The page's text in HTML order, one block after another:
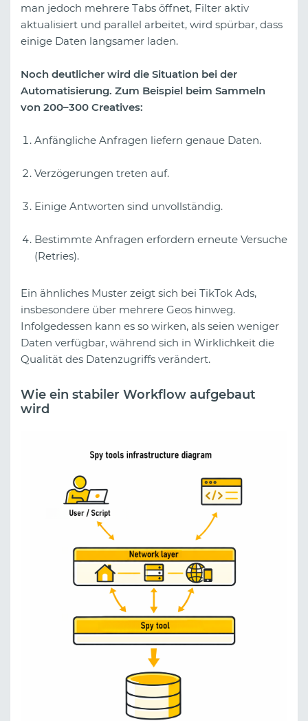
man jedoch mehrere Tabs öffnet, Filter aktiv
aktualisiert und parallel arbeitet, wird spürbar, dass
einige Daten langsamer laden.
Noch deutlicher wird die Situation bei der
Automatisierung. Zum Beispiel beim Sammeln
von 200–300 Creatives:
Anfängliche Anfragen liefern genaue Daten.
Verzögerungen treten auf.
Einige Antworten sind unvollständig.
Bestimmte Anfragen erfordern erneute Versuche
(Retries).
Ein ähnliches Muster zeigt sich bei TikTok Ads,
insbesondere über mehrere Geos hinweg.
Infolgedessen kann es so wirken, als seien weniger
Daten verfügbar, während sich in Wirklichkeit die
Qualität des Datenzugriffs verändert.
Wie ein stabiler Workflow aufgebaut
wird